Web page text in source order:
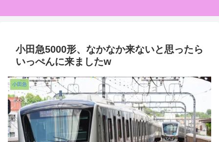
小田急5000形、なかなか来ないと思ったら
いっぺんに来ましたw
小田急